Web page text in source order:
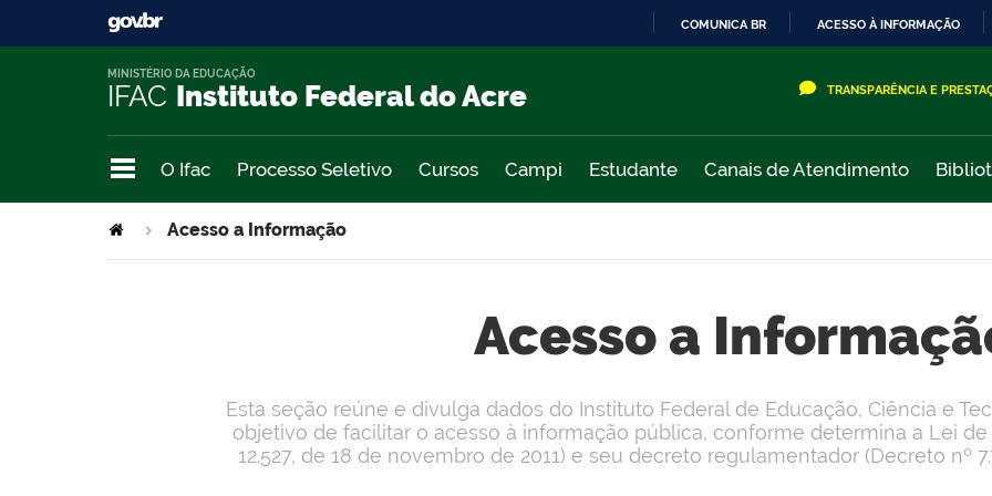
COMUNICA BR ACESSO À INFORMAÇÃO
IFAC Instituto Federal do Acre
MINISTÉRIO DA EDUCAÇÃO
TRANSPARÊNCIA E
O Ifac Processo Seletivo Cursos Campi Estudante Canais de Atendimento
Acesso a Informação
Acesso a
Esta seção reúne e divulga dados do Instituto Federal de Educação, Ciência e
objetivo de facilitar o acesso à informação pública, conforme determina a Lei de
12.527, de 18 de novembro de 2011) e seu decreto regulamentador (Decreto nº